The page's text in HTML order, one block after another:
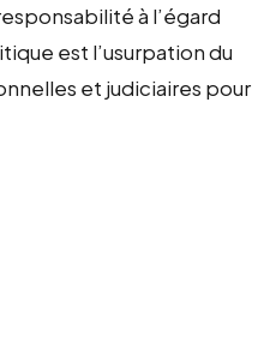
à l’égard
est l’usurpation du
et judiciaires pour